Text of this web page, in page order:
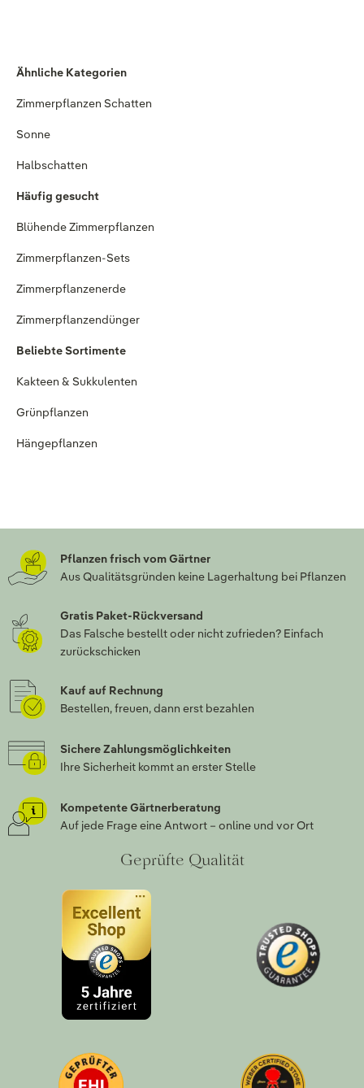
Ähnliche Kategorien
Zimmerpflanzen Schatten
Sonne
Halbschatten
Häufig gesucht
Blühende Zimmerpflanzen
Zimmerpflanzen-Sets
Zimmerpflanzenerde
Zimmerpflanzendünger
Beliebte Sortimente
Kakteen & Sukkulenten
Grünpflanzen
Hängepflanzen
Pflanzen frisch vom Gärtner
Aus Qualitätsgründen keine Lagerhaltung bei Pflanzen
Gratis Paket-Rückversand
Das Falsche bestellt oder nicht zufrieden? Einfach
zurückschicken
Kauf auf Rechnung
Bestellen, freuen, dann erst bezahlen
Sichere Zahlungsmöglichkeiten
Ihre Sicherheit kommt an erster Stelle
Kompetente Gärtnerberatung
Auf jede Frage eine Antwort – online und vor Ort
Geprüfte Qualität